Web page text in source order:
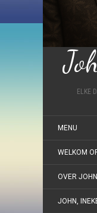
ELKE
MENU
WELKOM
OVER
JOHN,